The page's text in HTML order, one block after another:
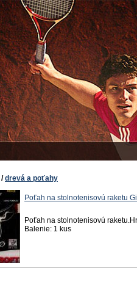
/drevá a poťahy
Poťah na stolnotenisovú raketu
Poťah na stolnotenisovú
Balenie: 1 kus